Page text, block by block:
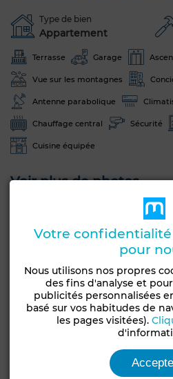
Type de bien
Appartement
Terrasse Garage
Vue sur les montagnes
Antenne parabolique
Chauffage central Sécurité
Cuisine équipée
Voir plus de photos
Votre
pour
Nous utilisons nos propres
des fins d'analyse et
publicités personnalisées
basé sur vos habitudes de
les pages visitées).